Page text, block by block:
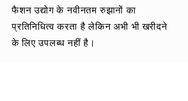
फैशन उद्योग के नवीनतम रुझानों का
प्रतिनिधित्व करता है लेकिन अभी भी खरीदने
के लिए उपलब्ध नहीं है।